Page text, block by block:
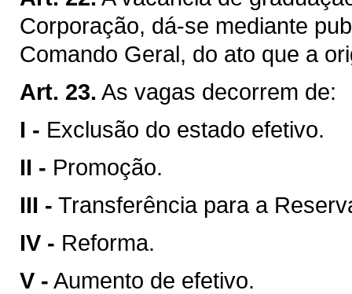
Corporação, dá-se mediante
Comando Geral, do ato que a
Art. 23. As vagas decorrem de:
I - Exclusão do estado efetivo.
II - Promoção.
III - Transferência para a
IV - Reforma.
V - Aumento de efetivo.